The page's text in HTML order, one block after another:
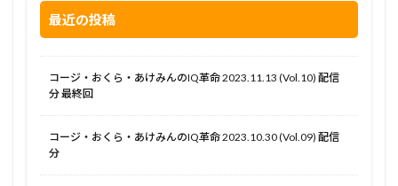
最近の投稿
コージ・おくら・あけみんのIQ革命 2023.11.13 (Vol.10) 配信
分 最終回
コージ・おくら・あけみんのIQ革命 2023.10.30 (Vol.09) 配信
分